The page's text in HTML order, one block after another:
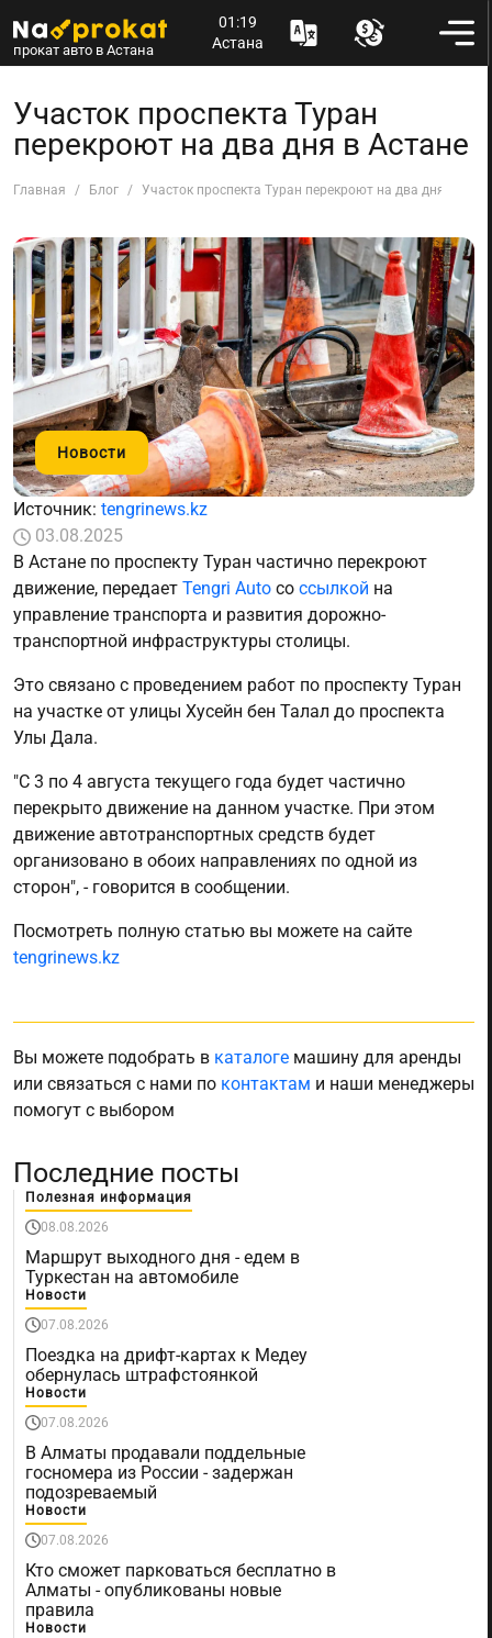
прокат авто в Астана
01:19
Астана
Участок проспекта Туран
перекроют на два дня в Астане
Главная Блог Участок проспекта Туран перекроют на два дня в
Новости
Источник: tengrinews.kz
03.08.2025
В Астане по проспекту Туран частично перекроют
движение, передает Tengri Auto со ссылкой на
управление транспорта и развития дорожно-
транспортной инфраструктуры столицы.
Это связано с проведением работ по проспекту Туран
на участке от улицы Хусейн бен Талал до проспекта
Улы Дала.
"С 3 по 4 августа текущего года будет частично
перекрыто движение на данном участке. При этом
движение автотранспортных средств будет
организовано в обоих направлениях по одной из
сторон", - говорится в сообщении.
Посмотреть полную статью вы можете на сайте
tengrinews.kz
Вы можете подобрать в каталоге машину для аренды
или связаться с нами по контактам и наши менеджеры
помогут с выбором
Последние посты
Полезная информация
08.08.2026
Маршрут выходного дня - едем в
Туркестан на автомобиле
Новости
07.08.2026
Поездка на дрифт-картах к Медеу
обернулась штрафстоянкой
Новости
07.08.2026
В Алматы продавали поддельные
госномера из России - задержан
подозреваемый
Новости
07.08.2026
Кто сможет парковаться бесплатно в
Алматы - опубликованы новые
правила
Новости